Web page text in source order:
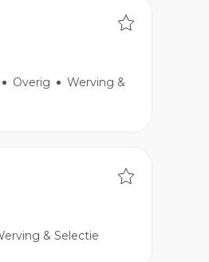
Overig
Werving &
& Selectie